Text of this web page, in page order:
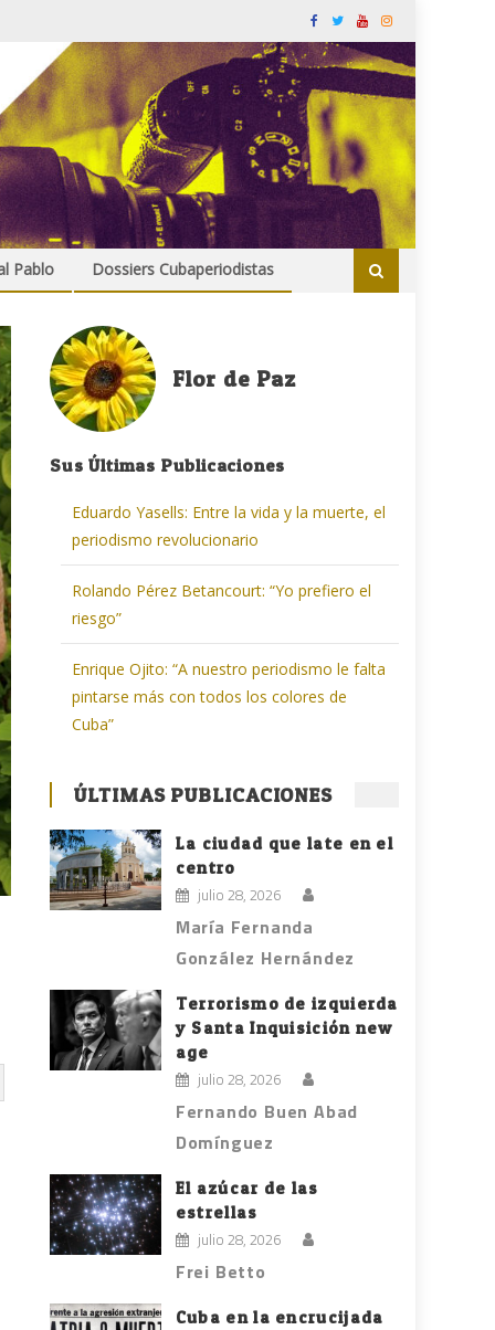
Pablo Dossiers Cubaperiodistas
Flor de Paz
Sus Últimas Publicaciones
Eduardo Yasells: Entre la vida y la muerte, el
periodismo revolucionario
Rolando Pérez Betancourt: “Yo prefiero el
riesgo”
Enrique Ojito: “A nuestro periodismo le falta
pintarse más con todos los colores de
Cuba”
ÚLTIMAS PUBLICACIONES
La ciudad que late en el
centro
julio 28, 2026
María Fernanda
González Hernández
Terrorismo de izquierda
y Santa Inquisición new
age
julio 28, 2026
Fernando Buen Abad
Domínguez
El azúcar de las
estrellas
julio 28, 2026
Frei Betto
Cuba en la encrucijada